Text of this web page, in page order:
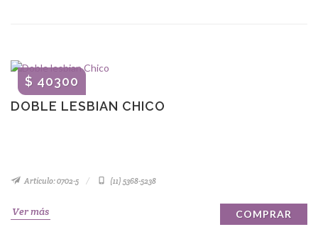
DOBLE LESBIAN CHICO
$ 40300
Artículo: 0702-5 (11) 5368-5238
Ver más COMPRAR